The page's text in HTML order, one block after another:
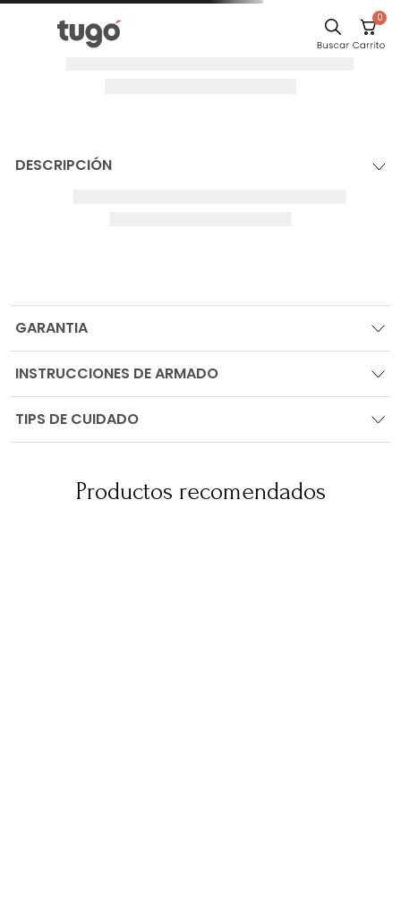
0
DESCRIPCIÓN
GARANTIA
INSTRUCCIONES DE ARMADO
TIPS DE CUIDADO
Productos recomendados